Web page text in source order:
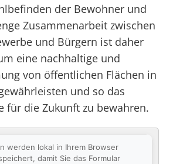
der Bewohner und
Zusammenarbeit zwischen
und Bürgern ist daher
eine nachhaltige und
von öffentlichen Flächen in
und so das
für die Zukunft zu bewahren.
werden lokal in Ihrem Browser
damit Sie das Formular